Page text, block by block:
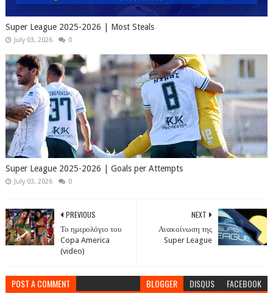
Super League 2025-2026 | Most Steals
July 03, 2026 0
Super League 2025-2026 | Goals per Attempts
July 03, 2026 0
NEXT
Ανακοίνωση της
Super League
PREVIOUS
Το ημερολόγιο του
Copa America
(video)
POST A COMMENT BLOGGER DISQUS FACEBOOK